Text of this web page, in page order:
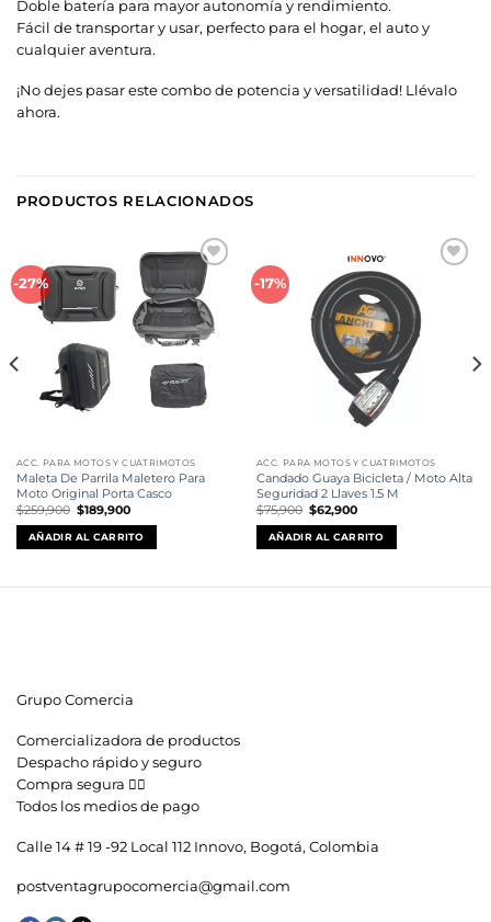
Doble batería para mayor autonomía y rendimiento.
Fácil de transportar y usar, perfecto para el hogar, el auto y
cualquier aventura.
¡No dejes pasar este combo de potencia y versatilidad! Llévalo
ahora.
PRODUCTOS RELACIONADOS
-27%
Añadir
a la
lista de
deseos
ACC. PARA MOTOS Y CUATRIMOTOS
Maleta De Parrila Maletero Para
Moto Original Porta Casco
$259,900 El
precio
original
era:
$259,900.
$189,900El
actual
es:
$189,900.
AÑADIR AL CARRITO
-17%
ACC. PARA MOTOS Y CUATRIMOTOS
Candado Guaya Bicicleta / Moto Alta
Seguridad 2 Llaves 1.5 M
$75,900 El
precio
original
era:
$75,900.
$62,900El
actual
es:
$62,900.
AÑADIR AL CARRITO
Grupo Comercia
Comercializadora de productos
Despacho rápido y seguro
Compra segura 👇🏼
Todos los medios de pago
Calle 14 # 19 -92 Local 112 Innovo, Bogotá, Colombia
postventagrupocomercia@gmail.com